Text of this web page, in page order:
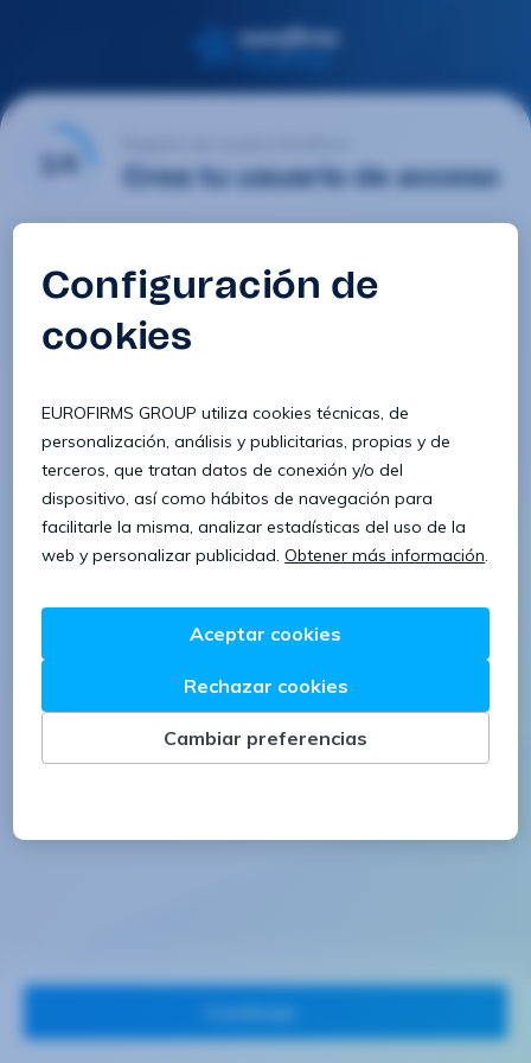
1/4 Crea tu usuario de acceso
Contraseña
Confirmar contraseña
8 caracteres 1 letra minúscula
1 letra mayúscula 1 número